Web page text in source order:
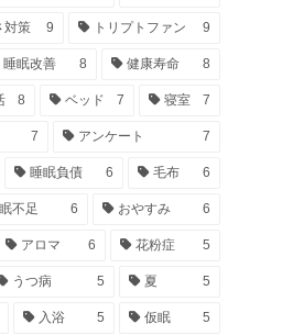
策 9 トリプトファン 9
睡眠改善 8 健康寿命 8
8 ベッド 7 寝室 7
7 アンケート 7
睡眠負債 6 毛布 6
不足 6 おやすみ 6
アロマ 6 花粉症 5
うつ病 5 夏 5
入浴 5 仮眠 5